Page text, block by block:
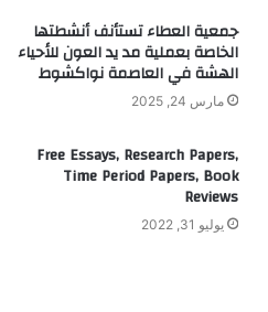
جمعية العطاء تستأنف أنشطتها
الخاصة بعملية مد يد العون للأحياء
الهشة في العاصمة نواكشوط
مارس 24, 2025
Free Essays, Research Papers,
Time Period Papers, Book
Reviews
يوليو 31, 2022